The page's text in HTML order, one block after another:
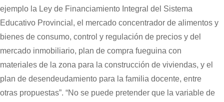
ejemplo la Ley de Financiamiento Integral del Sistema
Educativo Provincial, el mercado concentrador de alimentos y
bienes de consumo, control y regulación de precios y del
mercado inmobiliario, plan de compra fueguina con
materiales de la zona para la construcción de viviendas, y el
plan de desendeudamiento para la familia docente, entre
otras propuestas”. “No se puede pretender que la variable de